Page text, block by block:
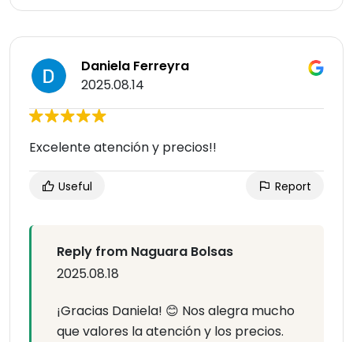
Daniela Ferreyra
2025.08.14
Excelente atención y precios!!
Useful Report
Reply from Naguara Bolsas
2025.08.18
¡Gracias Daniela! 😊 Nos alegra mucho
que valores la atención y los precios.